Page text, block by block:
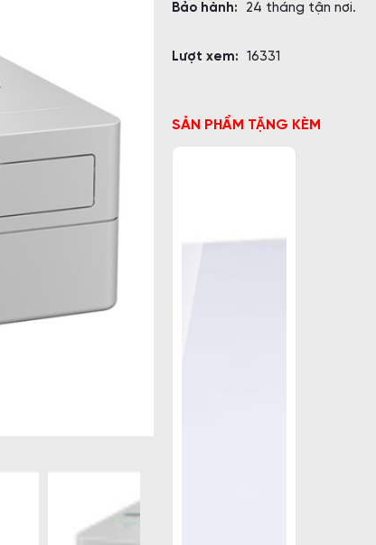
Bảo hành:
24 tháng tận nơi.
Lượt xem:
16331
SẢN PHẨM TẶNG KÈM